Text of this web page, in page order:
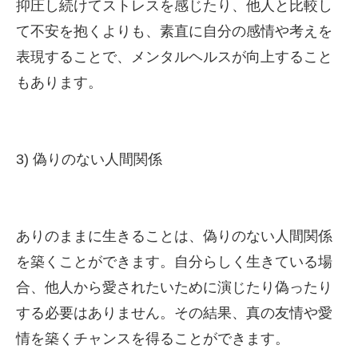
抑圧し続けてストレスを感じたり、他人と比較し
て不安を抱くよりも、素直に自分の感情や考えを
表現することで、メンタルヘルスが向上すること
もあります。
3) 偽りのない人間関係
ありのままに生きることは、偽りのない人間関係
を築くことができます。自分らしく生きている場
合、他人から愛されたいために演じたり偽ったり
する必要はありません。その結果、真の友情や愛
情を築くチャンスを得ることができます。